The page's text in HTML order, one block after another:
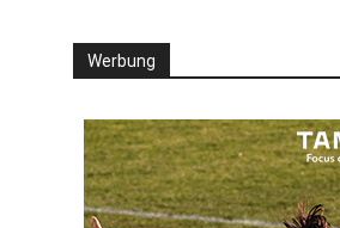
Werbung